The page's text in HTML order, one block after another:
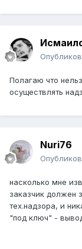
Полагаю что
осуществлять
Nuri76
насколько мне
заказчик должен
тех.надзора, и
"под ключ" -